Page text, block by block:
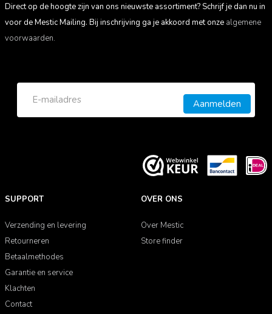
Direct op de hoogte zijn van ons nieuwste assortiment? Schrijf je dan nu in
voor de Mestic Mailing. Bij inschrijving ga je akkoord met onze algemene
voorwaarden.
Aanmelden
SUPPORT
Verzending en levering
Retourneren
Betaalmethodes
Garantie en service
Klachten
Contact
OVER ONS
Over Mestic
Store finder